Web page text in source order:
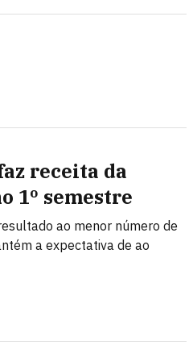
receita da
1º semestre
ao menor número de
a expectativa de ao